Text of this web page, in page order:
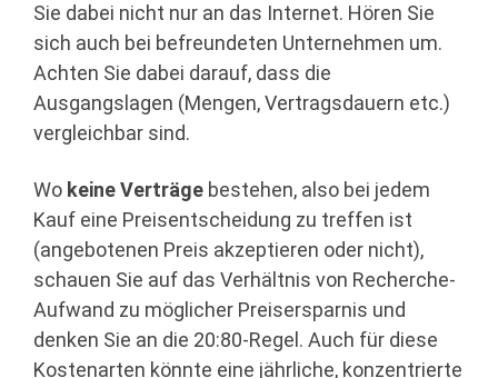
Sie dabei nicht nur an das Internet. Hören Sie
sich auch bei befreundeten Unternehmen um.
Achten Sie dabei darauf, dass die
Ausgangslagen (Mengen, Vertragsdauern etc.)
vergleichbar sind.
Wo keine Verträge bestehen, also bei jedem
Kauf eine Preisentscheidung zu treffen ist
(angebotenen Preis akzeptieren oder nicht),
schauen Sie auf das Verhältnis von Recherche-
Aufwand zu möglicher Preisersparnis und
denken Sie an die 20:80-Regel. Auch für diese
Kostenarten könnte eine jährliche, konzentrierte